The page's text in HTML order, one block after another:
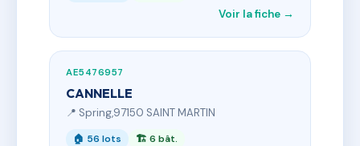
Voir la fiche →
AE5476957
CANNELLE
📍 Spring,97150 SAINT MARTIN
🏠 56 lots 🏗 6 bât.